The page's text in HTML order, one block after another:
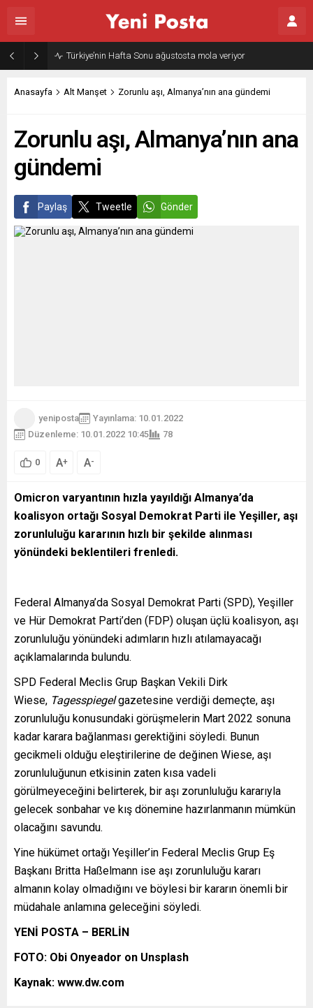
Türkiye’nin Hafta Sonu ağustosta mola veriyor
Anasayfa Alt Manşet Zorunlu aşı, Almanya’nın ana gündemi
Zorunlu aşı, Almanya’nın ana
gündemi
Paylaş Tweetle Gönder
yeniposta
Yayınlama: 10.01.2022
Düzenleme: 10.01.2022 10:45
78
0 A+ A-
Omicron varyantının hızla yayıldığı Almanya’da
koalisyon ortağı Sosyal Demokrat Parti ile Yeşiller, aşı
zorunluluğu kararının hızlı bir şekilde alınması
yönündeki beklentileri frenledi.
Federal Almanya’da Sosyal Demokrat Parti (SPD), Yeşiller
ve Hür Demokrat Parti’den (FDP) oluşan üçlü koalisyon, aşı
zorunluluğu yönündeki adımların hızlı atılamayacağı
açıklamalarında bulundu.
SPD Federal Meclis Grup Başkan Vekili Dirk
Wiese, Tagesspiegelgazetesine verdiği demeçte, aşı
zorunluluğu konusundaki görüşmelerin Mart 2022 sonuna
kadar karara bağlanması gerektiğini söyledi. Bunun
gecikmeli olduğu eleştirilerine de değinen Wiese, aşı
zorunluluğunun etkisinin zaten kısa vadeli
görülmeyeceğini belirterek, bir aşı zorunluluğu kararıyla
gelecek sonbahar ve kış dönemine hazırlanmanın mümkün
olacağını savundu.
Yine hükümet ortağı Yeşiller’in Federal Meclis Grup Eş
Başkanı Britta Haßelmann ise aşı zorunluluğu kararı
almanın kolay olmadığını ve böylesi bir kararın önemli bir
müdahale anlamına geleceğini söyledi.
YENİ POSTA – BERLİN
FOTO: Obi Onyeador on Unsplash
Kaynak: www.dw.com